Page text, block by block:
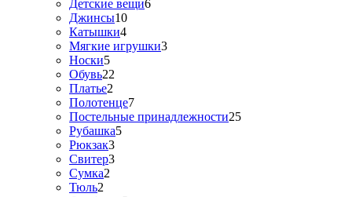
Детские вещи6
Джинсы10
Катышки4
Мягкие игрушки3
Носки5
Обувь22
Платье2
Полотенце7
Постельные принадлежности25
Рубашка5
Рюкзак3
Свитер3
Сумка2
Тюль2